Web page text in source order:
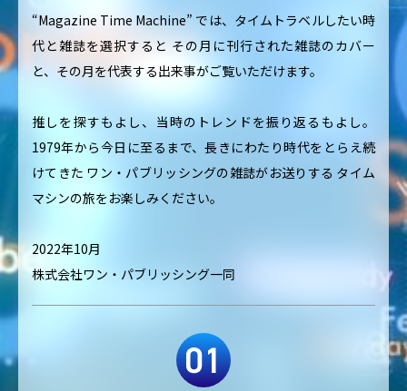
“Magazine Time Machine” では、タイムトラベルしたい時
代と雑誌を選択すると その月に刊行された雑誌のカバー
と、その月を代表する出来事がご覧いただけます。
推しを探すもよし、当時のトレンドを振り返るもよし。
1979年から今日に至るまで、長きにわたり時代をとらえ続
けてきた ワン・パブリッシングの雑誌がお送りする タイム
マシンの旅をお楽しみください。
2022年10月
株式会社ワン・パブリッシング一同